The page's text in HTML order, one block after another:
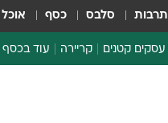
תרבות סלבס כסף אוכל
עסקים קטנים קריירה עוד בכסף